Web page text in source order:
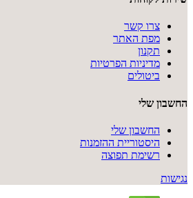
צרו קשר
מפת האתר
תקנון
מדיניות הפרטיות
ביטולים
החשבון שלי
החשבון שלי
היסטוריית ההזמנות
רשימת תפוצה
נגישות